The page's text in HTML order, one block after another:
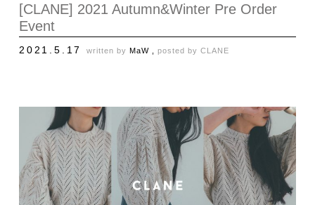
[CLANE] 2021 Autumn&Winter Pre Order
Event
2021.5.17 written by MaW , posted by CLANE